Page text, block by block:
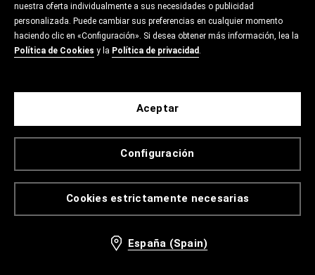
nuestra oferta individualmente a sus necesidades o publicidad
personalizada. Puede cambiar sus preferencias en cualquier momento
haciendo clic en «Configuración». Si desea obtener más información, lea la
Política de Cookies y la Política de privacidad.
Cookies estrictamente necesarias
Configuración
Aceptar
España (Spain)